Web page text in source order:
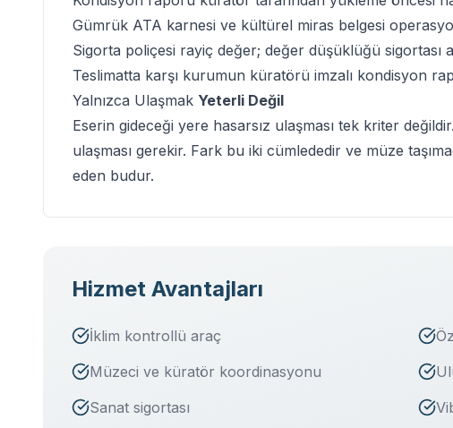
Gümrük ATA karnesi ve kültürel miras belgesi
Sigorta poliçesi rayiç değer; değer düşüklüğü sigortası
Teslimatta karşı kurumun küratörü imzalı kondisyon
Yalnızca Ulaşmak Yeterli Değil
Eserin gideceği yere hasarsız ulaşması tek kriter değildir.
ulaşması gerekir. Fark bu iki cümlededir ve müze
eden budur.
Hizmet Avantajları
İklim kontrollü araç
Müzeci ve küratör koordinasyonu
Sanat sigortası